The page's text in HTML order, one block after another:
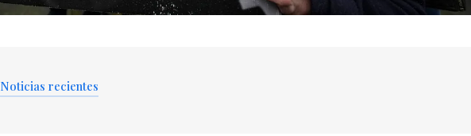
Noticias recientes